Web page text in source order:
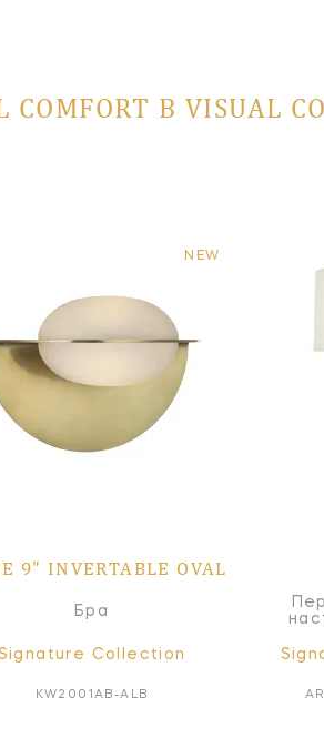
COMFORT В VISUAL
NEW
9" INVERTABLE OVAL
Бра
Collection
KW2001AB-ALB